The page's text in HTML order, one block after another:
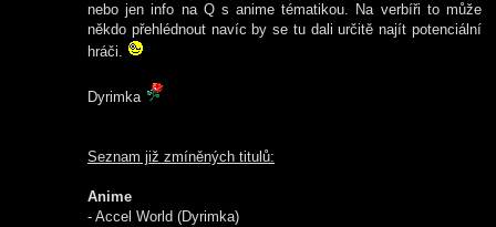
nebo jen info na Q s anime tématikou. Na verbíři to může
někdo přehlédnout navíc by se tu dali určitě najít potenciální
hráči.
Dyrimka
Seznam již zmíněných titulů:
Anime
- Accel World (Dyrimka)